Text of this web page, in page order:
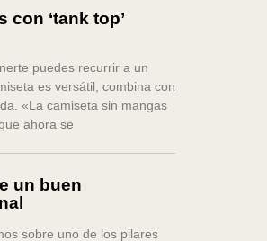
con ‘tank top’
puedes recurrir a un
es versátil, combina con
«La camiseta sin mangas
ahora se
un buen
sobre uno de los pilares